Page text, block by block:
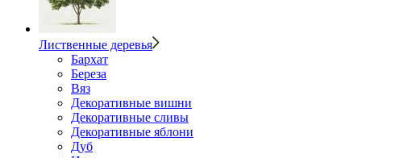
Лиственные деревья
Бархат
Береза
Вяз
Декоративные вишни
Декоративные сливы
Декоративные яблони
Дуб